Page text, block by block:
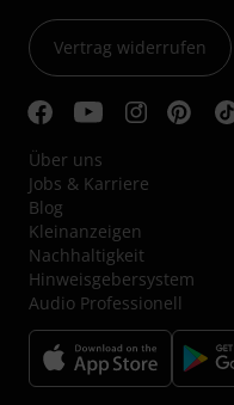
Vertrag widerrufen
Über uns
Jobs & Karriere
Blog
Kleinanzeigen
Nachhaltigkeit
Hinweisgebersystem
Audio Professionell